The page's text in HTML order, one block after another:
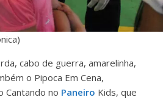
cabo de guerra, amarelinha,
o Pipoca Em Cena,
Cantando no Paneiro Kids, que